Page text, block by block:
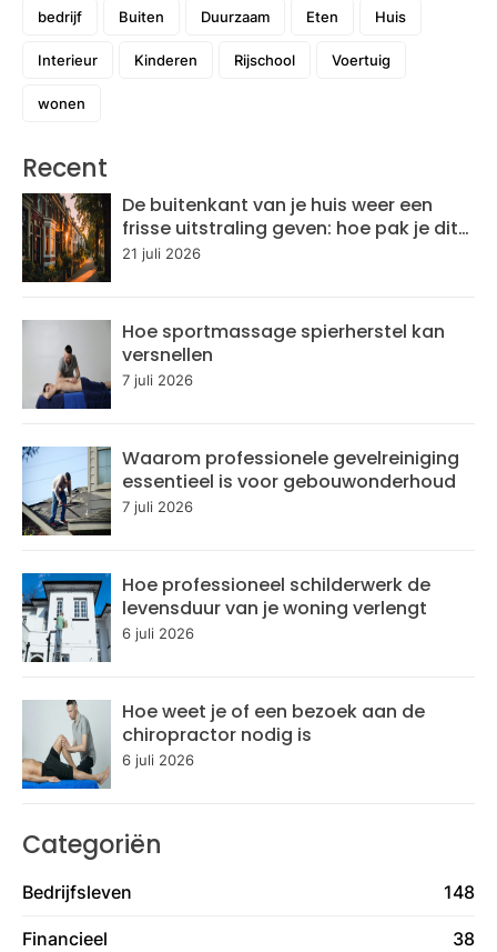
bedrijf Buiten Duurzaam Eten Huis
Interieur Kinderen Rijschool Voertuig
wonen
Recent
De buitenkant van je huis weer een
frisse uitstraling geven: hoe pak je dit
aan?
21 juli 2026
Hoe sportmassage spierherstel kan
versnellen
7 juli 2026
Waarom professionele gevelreiniging
essentieel is voor gebouwonderhoud
7 juli 2026
Hoe professioneel schilderwerk de
levensduur van je woning verlengt
6 juli 2026
Hoe weet je of een bezoek aan de
chiropractor nodig is
6 juli 2026
Categoriën
Bedrijfsleven 148
Financieel 38